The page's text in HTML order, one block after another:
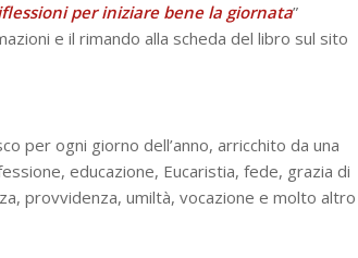
per iniziare bene la giornata”
e il rimando alla scheda del libro sul sito
per ogni giorno dell’anno, arricchito da una
educazione, Eucaristia, fede, grazia di
provvidenza, umiltà, vocazione e molto altro